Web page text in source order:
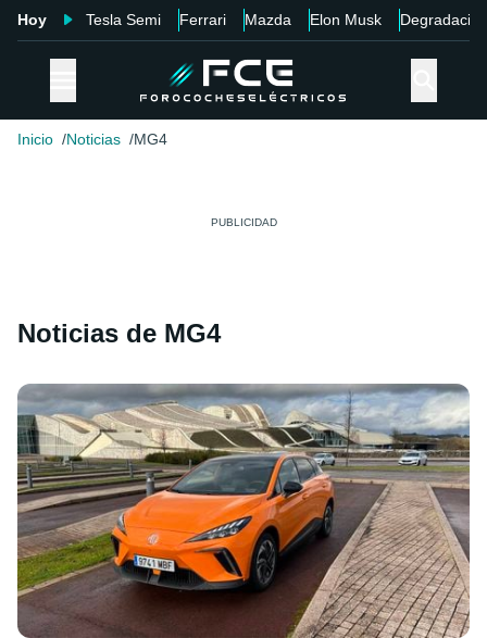
Hoy Tesla Semi Ferrari Mazda Elon Musk Degradación
Inicio Noticias MG4
Noticias de MG4